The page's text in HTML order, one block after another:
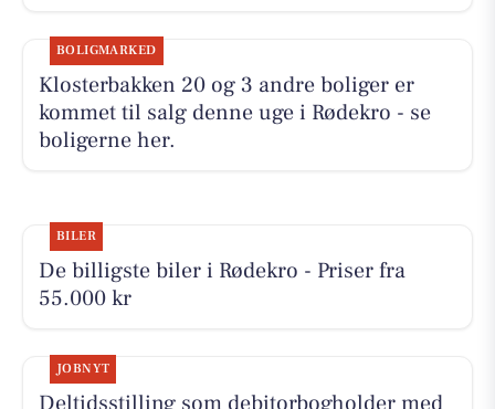
BOLIGMARKED
Klosterbakken 20 og 3 andre boliger er
kommet til salg denne uge i Rødekro - se
boligerne her.
BILER
De billigste biler i Rødekro - Priser fra
55.000 kr
JOBNYT
Deltidsstilling som debitorbogholder med